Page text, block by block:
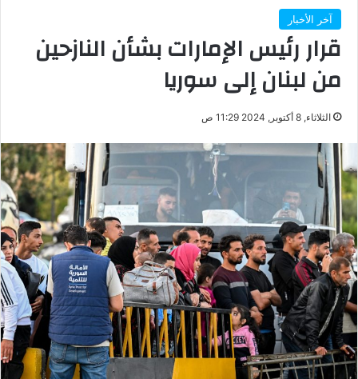
آخر الأخبار
قرار رئيس الإمارات بشأن النازحين
من لبنان إلى سوريا
الثلاثاء, 8 أكتوبر, 2024 11:29 ص